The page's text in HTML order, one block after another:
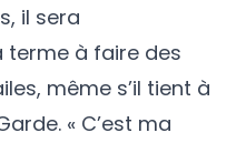
il sera
à faire des
même s’il tient à
« C’est ma